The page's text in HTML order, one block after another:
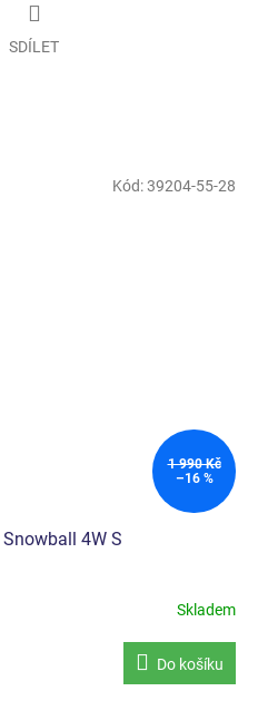
SDÍLET
1 990 Kč
–16 %
4W S
Skladem
Do košíku
Kód:39204-55-28